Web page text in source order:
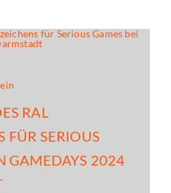
RAL
FÜR SERIOUS
GAMEDAYS 2024